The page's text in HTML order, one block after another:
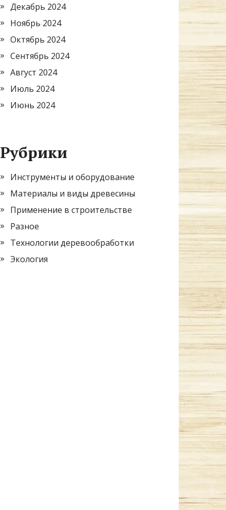
Декабрь 2024
Ноябрь 2024
Октябрь 2024
Сентябрь 2024
Август 2024
Июль 2024
Июнь 2024
Рубрики
Инструменты и оборудование
Материалы и виды древесины
Применение в строительстве
Разное
Технологии деревообработки
Экология